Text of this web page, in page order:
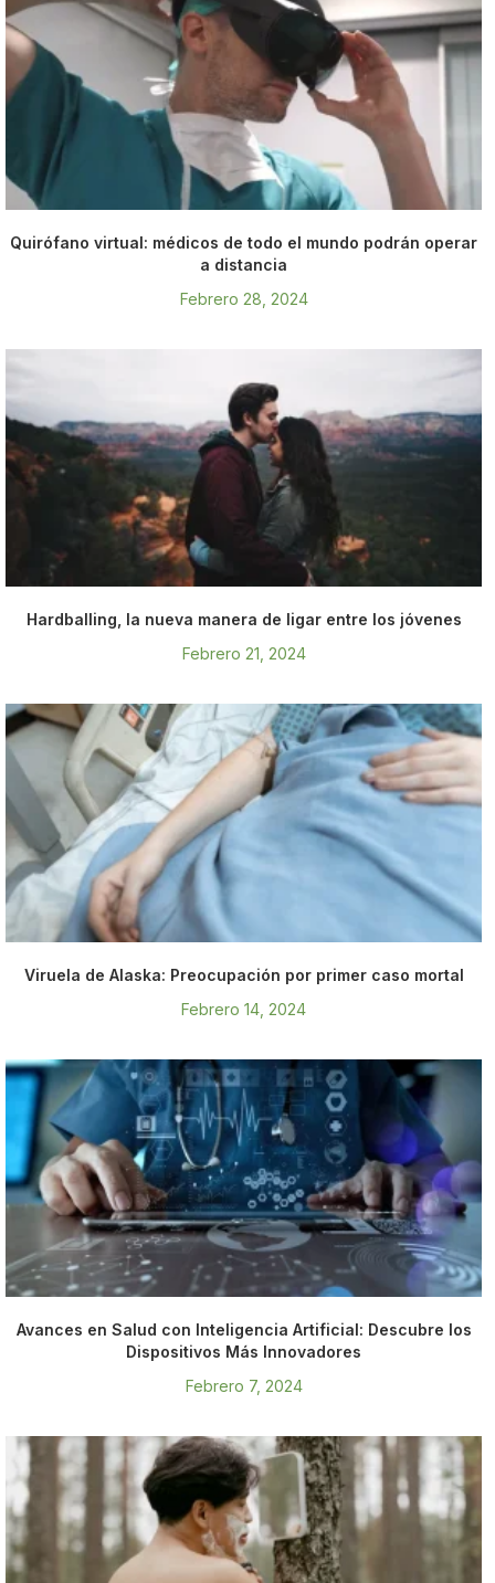
Quirófano virtual: médicos de todo el mundo podrán operar
a distancia
Febrero 28, 2024
Hardballing, la nueva manera de ligar entre los jóvenes
Febrero 21, 2024
Viruela de Alaska: Preocupación por primer caso mortal
Febrero 14, 2024
Avances en Salud con Inteligencia Artificial: Descubre los
Dispositivos Más Innovadores
Febrero 7, 2024